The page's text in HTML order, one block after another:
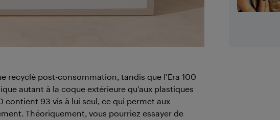
recyclé post-consommation, tandis que l’Era 100
autant à la coque extérieure qu’aux plastiques
contient 93 vis à lui seul, ce qui permet aux
Théoriquement, vous pourriez essayer de